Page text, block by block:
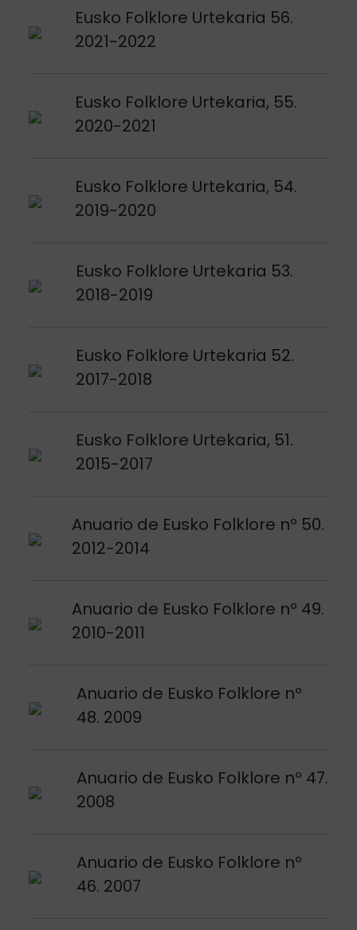
Eusko Folklore Urtekaria 56.
2021-2022
Argitalpena ikusi
Eusko Folklore Urtekaria, 55.
2020-2021
Argitalpena ikusi
Eusko Folklore Urtekaria, 54.
2019-2020
Argitalpena ikusi
Eusko Folklore Urtekaria 53.
2018-2019
Argitalpena ikusi
Eusko Folklore Urtekaria 52.
2017-2018
Argitalpena ikusi
Eusko Folklore Urtekaria, 51.
2015-2017
Argitalpena ikusi
Anuario de Eusko Folklore nº 50.
2012-2014
Argitalpena ikusi
Anuario de Eusko Folklore nº 49.
2010-2011
Argitalpena ikusi
Anuario de Eusko Folklore nº
48. 2009
Argitalpena ikusi
Anuario de Eusko Folklore nº 47.
2008
Argitalpena ikusi
Anuario de Eusko Folklore nº
46. 2007
Argitalpena ikusi